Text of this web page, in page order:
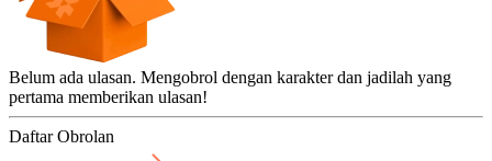
Belum ada ulasan. Mengobrol dengan karakter dan jadilah yang
pertama memberikan ulasan!
Daftar Obrolan